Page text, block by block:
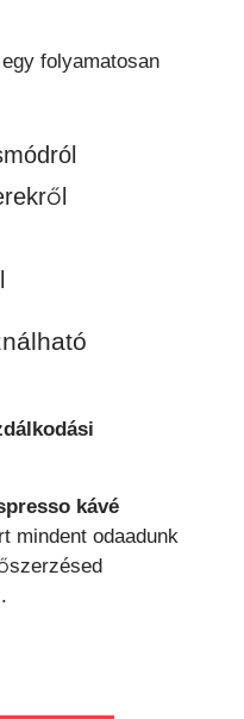
egy folyamatosan
kávé
mindent odaadunk